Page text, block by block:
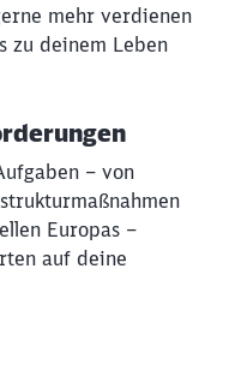
mehr verdienen
zu deinem Leben
– von
Europas –
auf deine